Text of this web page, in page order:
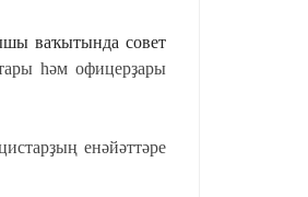
ваҡытында совет
һәм офицерҙары
енәйәттәре